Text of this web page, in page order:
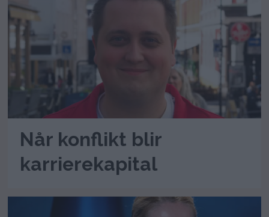
Når konflikt blir
karrierekapital